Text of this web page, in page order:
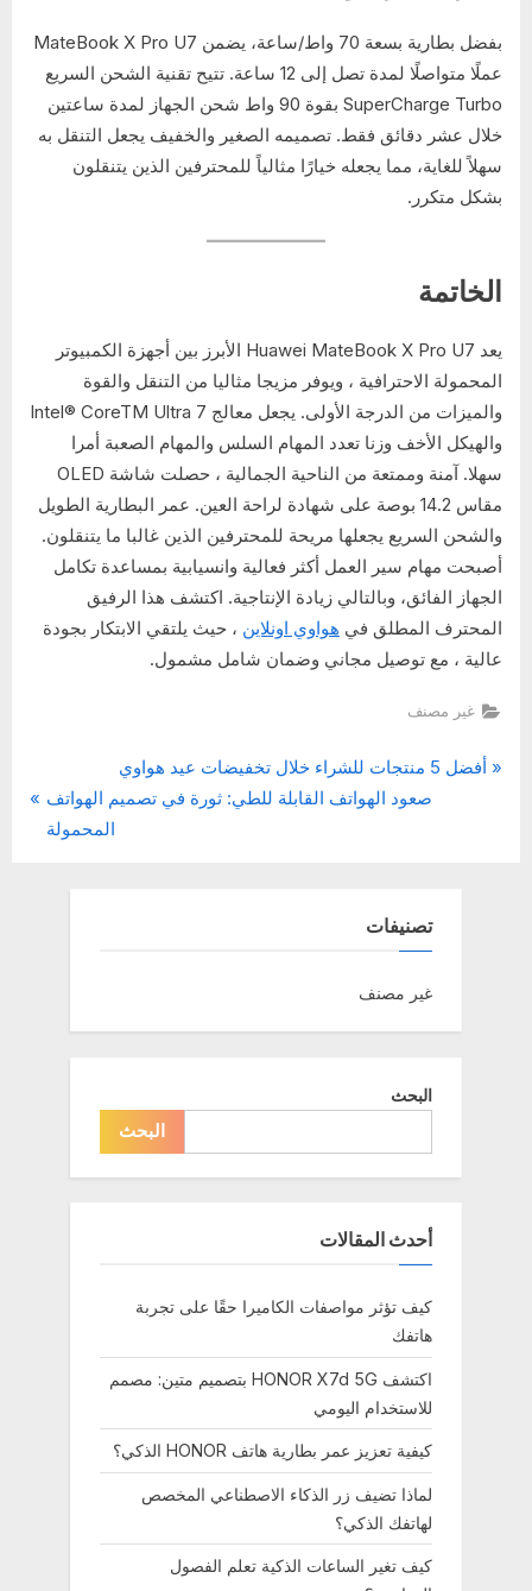
بفضل بطارية بسعة 70 واط/ساعة، يضمن MateBook X Pro U7
عملًا متواصلًا لمدة تصل إلى 12 ساعة. تتيح تقنية الشحن السريع
SuperCharge Turbo بقوة 90 واط شحن الجهاز لمدة ساعتين
خلال عشر دقائق فقط. تصميمه الصغير والخفيف يجعل التنقل به
سهلاً للغاية، مما يجعله خيارًا مثالياً للمحترفين الذين يتنقلون
بشكل متكرر.
الخاتمة
يعد Huawei MateBook X Pro U7 الأبرز بين أجهزة الكمبيوتر
المحمولة الاحترافية ، ويوفر مزيجا مثاليا من التنقل والقوة
والميزات من الدرجة الأولى. يجعل معالج Intel® CoreTM Ultra 7
والهيكل الأخف وزنا تعدد المهام السلس والمهام الصعبة أمرا
سهلا. آمنة وممتعة من الناحية الجمالية ، حصلت شاشة OLED
مقاس 14.2 بوصة على شهادة لراحة العين. عمر البطارية الطويل
والشحن السريع يجعلها مريحة للمحترفين الذين غالبا ما يتنقلون.
أصبحت مهام سير العمل أكثر فعالية وانسيابية بمساعدة تكامل
الجهاز الفائق، وبالتالي زيادة الإنتاجية. اكتشف هذا الرفيق
المحترف المطلق في هواوي اونلاين ، حيث يلتقي الابتكار بجودة
عالية ، مع توصيل مجاني وضمان شامل مشمول.
غير مصنف
تصفّح
المقالات
P
أفضل 5 منتجات للشراء خلال تخفيضات عيد هواوي
N
P
o
صعود الهواتف القابلة للطي: ثورة في تصميم الهواتف
المحمولة
تصنيفات
غير مصنف
البحث
البحث
أحدث المقالات
كيف تؤثر مواصفات الكاميرا حقًا على تجربة
هاتفك
اكتشف HONOR X7d 5G بتصميم متين: مصمم
للاستخدام اليومي
كيفية تعزيز عمر بطارية هاتف HONOR الذكي؟
لماذا تضيف زر الذكاء الاصطناعي المخصص
لهاتفك الذكي؟
كيف تغير الساعات الذكية تعلم الفصول